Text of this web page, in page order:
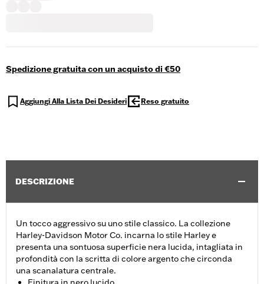
Spedizione gratuita con un acquisto di €50
Aggiungi Alla Lista Dei Desideri Reso gratuito
DESCRIZIONE
Un tocco aggressivo su uno stile classico. La collezione
Harley-Davidson Motor Co. incarna lo stile Harley e
presenta una sontuosa superficie nera lucida, intagliata in
profondità con la scritta di colore argento che circonda
una scanalatura centrale.